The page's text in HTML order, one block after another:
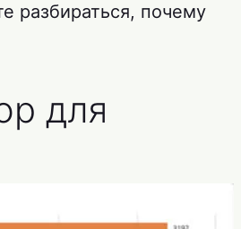
разбираться, почему
для